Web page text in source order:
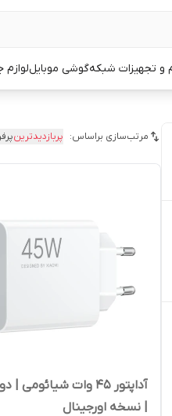
و تجهیزات شبکهگوشی موبایللوازم
مرتب‌سازی براساس: پربازدیدترین
| نسخه اورجینال